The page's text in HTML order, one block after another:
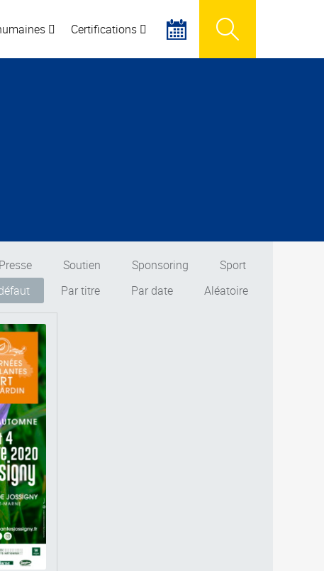
Certifications
Presse Soutien Sponsoring
Sport
Par titre Par date Aléatoire